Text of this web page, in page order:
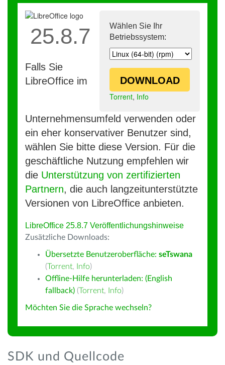
Wählen Sie Ihr
Betriebssystem:
DOWNLOAD
Torrent, Info
25.8.7
Falls Sie
LibreOffice im
Unternehmensumfeld verwenden oder
ein eher konservativer Benutzer sind,
wählen Sie bitte diese Version. Für die
geschäftliche Nutzung empfehlen wir
die Unterstützung von zertifizierten
Partnern, die auch langzeitunterstützte
Versionen von LibreOffice anbieten.
LibreOffice 25.8.7 Veröffentlichungshinweise
Zusätzliche Downloads:
Übersetzte Benutzeroberfläche: seTswana
(Torrent, Info)
Offline-Hilfe herunterladen: (English
fallback) (Torrent, Info)
Möchten Sie die Sprache wechseln?
SDK und Quellcode